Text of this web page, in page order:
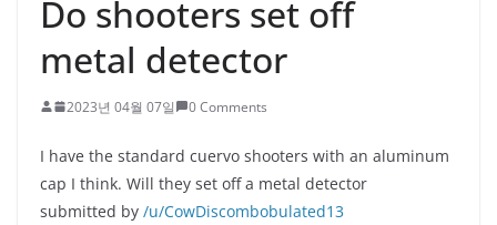
Do shooters set off
metal detector
2023년 04월 07일 0 Comments
I have the standard cuervo shooters with an aluminum
cap I think. Will they set off a metal detector
submitted by /u/CowDiscombobulated13